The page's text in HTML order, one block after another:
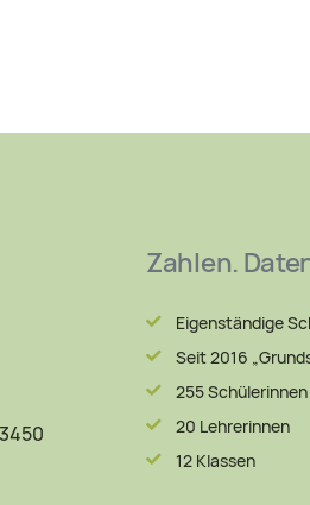
Zahlen.
Eigenständige
Seit 2016
255
20 Lehrerinnen
12 Klassen